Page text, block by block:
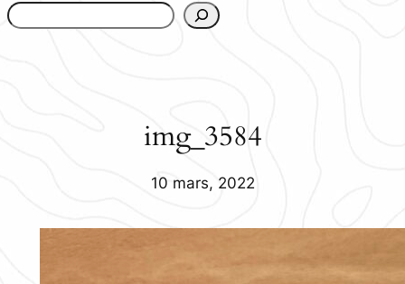
www.urbanfjellstrom.se/jamforelselistan/
img_3584
10 mars, 2022